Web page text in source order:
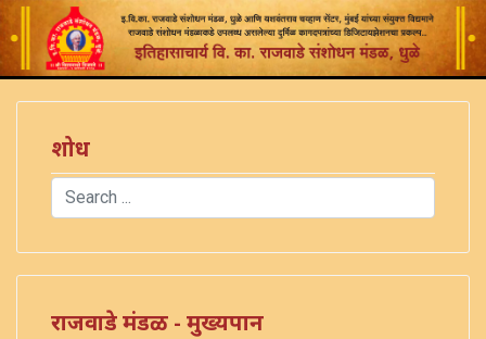
शोध
Search
राजवाडे मंडळ - मुख्यपान